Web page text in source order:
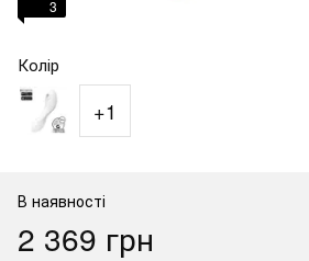
3
Колір
+1
В наявності
2 369 грн